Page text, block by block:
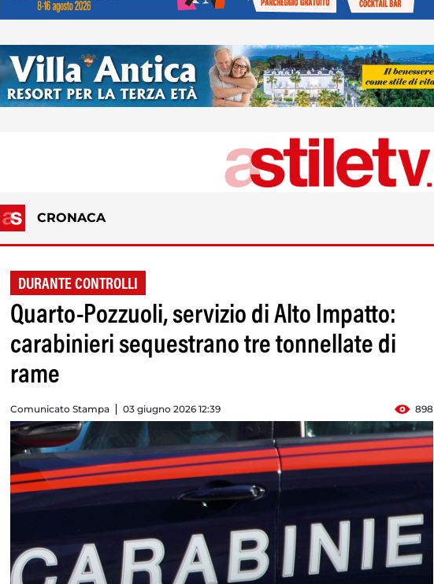
CRONACA
DURANTE CONTROLLI
Quarto-Pozzuoli, servizio di Alto Impatto:
carabinieri sequestrano tre tonnellate di
rame
Comunicato Stampa 03 giugno 2026 12:39 898